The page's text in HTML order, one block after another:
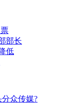
部长
低
众传媒?